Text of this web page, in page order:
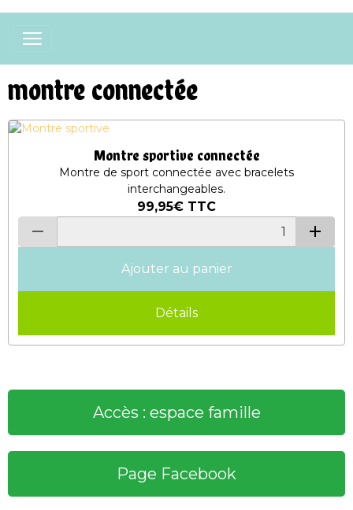
montre connectée
Montre sportive connectée
Montre de sport connectée avec bracelets
interchangeables.
99,95€ TTC
Ajouter au panier
Détails
Accès : espace famille
Page Facebook